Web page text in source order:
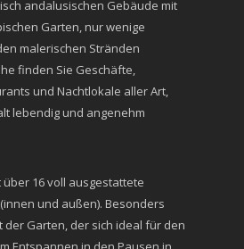
andalusischen Gebäude mit
Garten, nur wenige
malerischen Stränden
finden Sie Geschäfte,
und Nachtlokale aller Art,
lebendig und angenehm
über 16 voll ausgestattete
und außen). Besonders
Garten, der sich ideal für den